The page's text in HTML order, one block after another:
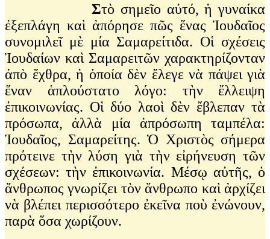
Στὸ σημεῖο αὐτό, ἡ γυναίκα
ἐξεπλάγη καὶ ἀπόρησε πῶς ἕνας Ἰουδαῖος
συνομιλεῖ μὲ μία Σαμαρείτιδα. Οἱ σχέσεις
Ἰουδαίων καὶ Σαμαρειτῶν χαρακτηρίζονταν
ἀπὸ ἔχθρα, ἡ ὁποία δὲν ἔλεγε νὰ πάψει γιὰ
ἕναν ἁπλούστατο λόγο: τὴν ἔλλειψη
ἐπικοινωνίας. Οἱ δύο λαοὶ δὲν ἔβλεπαν τὰ
πρόσωπα, ἀλλὰ μία ἀπρόσωπη ταμπέλα:
Ἰουδαῖος, Σαμαρείτης. Ὁ Χριστὸς σήμερα
πρότεινε τὴν λύση γιὰ τὴν εἰρήνευση τῶν
σχέσεων: τὴν ἐπικοινωνία. Μέσῳ αὐτῆς, ὁ
ἄνθρωπος γνωρίζει τὸν ἄνθρωπο καὶ ἀρχίζει
νὰ βλέπει περισσότερο ἐκεῖνα ποὺ ἐνώνουν,
παρὰ ὅσα χωρίζουν.